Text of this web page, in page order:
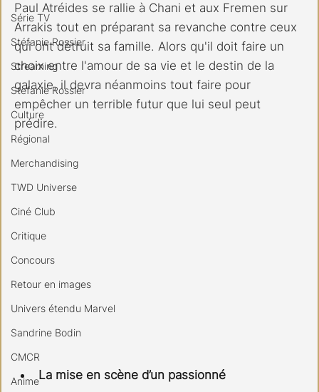
Série TV
Stéfanie Rossier
Streaming
Stefanie Rossier
Culture
Régional
Merchandising
TWD Universe
Ciné Club
Critique
Concours
Retour en images
Univers étendu Marvel
Sandrine Bodin
CMCR
Anime
Paul Atréides se rallie à Chani et aux Fremen sur
Arrakis tout en préparant sa revanche contre ceux
qui ont détruit sa famille. Alors qu'il doit faire un
choix entre l'amour de sa vie et le destin de la
galaxie, il devra néanmoins tout faire pour
empêcher un terrible futur que lui seul peut
prédire.
La mise en scène d’un passionné